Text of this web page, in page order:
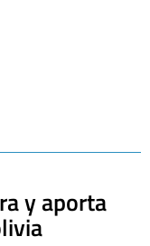
y aporta